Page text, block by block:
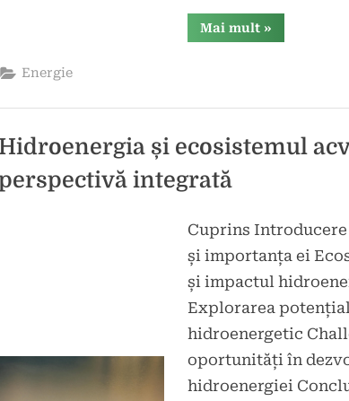
Mai mult“Bogdan
Gabriel
în
Competențe
»
Energie
Hidroenergia și ecosistemul
integrată
Cuprins
și importanța ei
și impactul
Explorarea
hidroenergetic
oportunități în
hidroenergiei